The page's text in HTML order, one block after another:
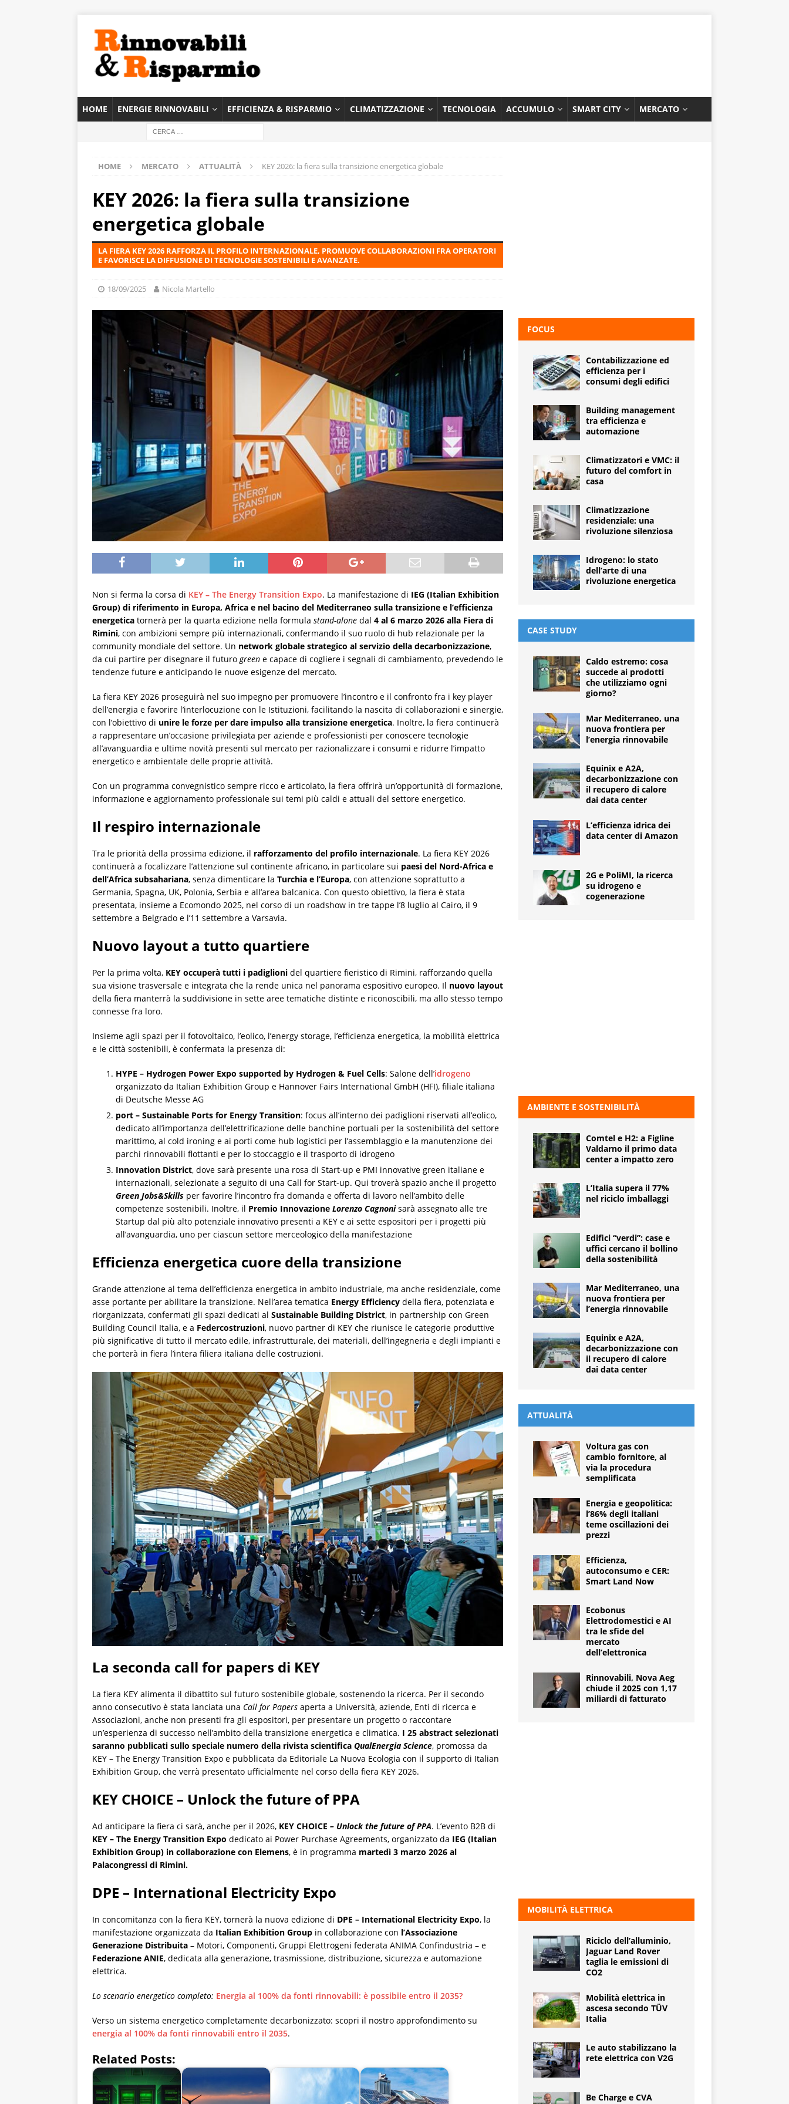
HOME ENERGIE RINNOVABILI EFFICIENZA & RISPARMIO CLIMATIZZAZIONE TECNOLOGIA ACCUMULO SMART CITY MERCATO
HOME MERCATO ATTUALITÀ KEY 2026: la fiera sulla transizione energetica globale
KEY 2026: la fiera sulla transizione
energetica globale
LA FIERA KEY 2026 RAFFORZA IL PROFILO INTERNAZIONALE, PROMUOVE COLLABORAZIONI FRA OPERATORI
E FAVORISCE LA DIFFUSIONE DI TECNOLOGIE SOSTENIBILI E AVANZATE.
18/09/2025 Nicola Martello
Non si ferma la corsa di KEY – The Energy Transition Expo. La manifestazione di IEG (Italian Exhibition
Group) di riferimento in Europa, Africa e nel bacino del Mediterraneo sulla transizione e l’efficienza
energetica tornerà per la quarta edizione nella formula stand-alone dal 4 al 6 marzo 2026 alla Fiera di
Rimini, con ambizioni sempre più internazionali, confermando il suo ruolo di hub relazionale per la
community mondiale del settore. Un network globale strategico al servizio della decarbonizzazione,
da cui partire per disegnare il futuro green e capace di cogliere i segnali di cambiamento, prevedendo le
tendenze future e anticipando le nuove esigenze del mercato.
La fiera KEY 2026 proseguirà nel suo impegno per promuovere l’incontro e il confronto fra i key player
dell’energia e favorire l’interlocuzione con le Istituzioni, facilitando la nascita di collaborazioni e sinergie,
con l’obiettivo di unire le forze per dare impulso alla transizione energetica. Inoltre, la fiera continuerà
a rappresentare un’occasione privilegiata per aziende e professionisti per conoscere tecnologie
all’avanguardia e ultime novità presenti sul mercato per razionalizzare i consumi e ridurre l’impatto
energetico e ambientale delle proprie attività.
Con un programma convegnistico sempre ricco e articolato, la fiera offrirà un’opportunità di formazione,
informazione e aggiornamento professionale sui temi più caldi e attuali del settore energetico.
Il respiro internazionale
Tra le priorità della prossima edizione, il rafforzamento del profilo internazionale. La fiera KEY 2026
continuerà a focalizzare l’attenzione sul continente africano, in particolare sui paesi del Nord-Africa e
dell’Africa subsahariana, senza dimenticare la Turchia e l’Europa, con attenzione soprattutto a
Germania, Spagna, UK, Polonia, Serbia e all’area balcanica. Con questo obiettivo, la fiera è stata
presentata, insieme a Ecomondo 2025, nel corso di un roadshow in tre tappe l’8 luglio al Cairo, il 9
settembre a Belgrado e l’11 settembre a Varsavia.
Nuovo layout a tutto quartiere
Per la prima volta, KEY occuperà tutti i padiglioni del quartiere fieristico di Rimini, rafforzando quella
sua visione trasversale e integrata che la rende unica nel panorama espositivo europeo. Il nuovo layout
della fiera manterrà la suddivisione in sette aree tematiche distinte e riconoscibili, ma allo stesso tempo
connesse fra loro.
Insieme agli spazi per il fotovoltaico, l’eolico, l’energy storage, l’efficienza energetica, la mobilità elettrica
e le città sostenibili, è confermata la presenza di:
HYPE – Hydrogen Power Expo supported by Hydrogen & Fuel Cells: Salone dell’idrogeno
organizzato da Italian Exhibition Group e Hannover Fairs International GmbH (HFI), filiale italiana
di Deutsche Messe AG
port – Sustainable Ports for Energy Transition: focus all’interno dei padiglioni riservati all’eolico,
dedicato all’importanza dell’elettrificazione delle banchine portuali per la sostenibilità del settore
marittimo, al cold ironing e ai porti come hub logistici per l’assemblaggio e la manutenzione dei
parchi rinnovabili flottanti e per lo stoccaggio e il trasporto di idrogeno
Innovation District, dove sarà presente una rosa di Start-up e PMI innovative green italiane e
internazionali, selezionate a seguito di una Call for Start-up. Qui troverà spazio anche il progetto
Green Jobs&Skills per favorire l’incontro fra domanda e offerta di lavoro nell’ambito delle
competenze sostenibili. Inoltre, il Premio Innovazione Lorenzo Cagnonisarà assegnato alle tre
Startup dal più alto potenziale innovativo presenti a KEY e ai sette espositori per i progetti più
all’avanguardia, uno per ciascun settore merceologico della manifestazione
Efficienza energetica cuore della transizione
Grande attenzione al tema dell’efficienza energetica in ambito industriale, ma anche residenziale, come
asse portante per abilitare la transizione. Nell’area tematica Energy Efficiency della fiera, potenziata e
riorganizzata, confermati gli spazi dedicati al Sustainable Building District, in partnership con Green
Building Council Italia, e a Federcostruzioni, nuovo partner di KEY che riunisce le categorie produttive
più significative di tutto il mercato edile, infrastrutturale, dei materiali, dell’ingegneria e degli impianti e
che porterà in fiera l’intera filiera italiana delle costruzioni.
La seconda call for papers di KEY
La fiera KEY alimenta il dibattito sul futuro sostenibile globale, sostenendo la ricerca. Per il secondo
anno consecutivo è stata lanciata una Call for Papers aperta a Università, aziende, Enti di ricerca e
Associazioni, anche non presenti fra gli espositori, per presentare un progetto o raccontare
un’esperienza di successo nell’ambito della transizione energetica e climatica. I 25 abstract selezionati
saranno pubblicati sullo speciale numero della rivista scientifica QualEnergia Science, promossa da
KEY – The Energy Transition Expo e pubblicata da Editoriale La Nuova Ecologia con il supporto di Italian
Exhibition Group, che verrà presentato ufficialmente nel corso della fiera KEY 2026.
KEY CHOICE – Unlock the future of PPA
Ad anticipare la fiera ci sarà, anche per il 2026, KEY CHOICE – Unlock the future of PPA. L’evento B2B di
KEY – The Energy Transition Expo dedicato ai Power Purchase Agreements, organizzato da IEG (Italian
Exhibition Group) in collaborazione con Elemens, è in programma martedì 3 marzo 2026 al
Palacongressi di Rimini.
DPE – International Electricity Expo
In concomitanza con la fiera KEY, tornerà la nuova edizione di DPE – International Electricity Expo, la
manifestazione organizzata da Italian Exhibition Group in collaborazione con l’Associazione
Generazione Distribuita – Motori, Componenti, Gruppi Elettrogeni federata ANIMA Confindustria – e
Federazione ANIE, dedicata alla generazione, trasmissione, distribuzione, sicurezza e automazione
elettrica.
Lo scenario energetico completo: Energia al 100% da fonti rinnovabili: è possibile entro il 2035?
Verso un sistema energetico completamente decarbonizzato: scopri il nostro approfondimento su
energia al 100% da fonti rinnovabili entro il 2035.
Related Posts:
FOCUS
Contabilizzazione ed
efficienza per i
consumi degli edifici
Building management
tra efficienza e
automazione
Climatizzatori e VMC: il
futuro del comfort in
casa
Climatizzazione
residenziale: una
rivoluzione silenziosa
Idrogeno: lo stato
dell’arte di una
rivoluzione energetica
CASE STUDY
Caldo estremo: cosa
succede ai prodotti
che utilizziamo ogni
giorno?
Mar Mediterraneo, una
nuova frontiera per
l’energia rinnovabile
Equinix e A2A,
decarbonizzazione con
il recupero di calore
dai data center
L’efficienza idrica dei
data center di Amazon
2G e PoliMI, la ricerca
su idrogeno e
cogenerazione
AMBIENTE E SOSTENIBILITÀ
Comtel e H2: a Figline
Valdarno il primo data
center a impatto zero
L’Italia supera il 77%
nel riciclo imballaggi
Edifici “verdi”: case e
uffici cercano il bollino
della sostenibilità
Mar Mediterraneo, una
nuova frontiera per
l’energia rinnovabile
Equinix e A2A,
decarbonizzazione con
il recupero di calore
dai data center
ATTUALITÀ
Voltura gas con
cambio fornitore, al
via la procedura
semplificata
Energia e geopolitica:
l’86% degli italiani
teme oscillazioni dei
prezzi
Efficienza,
autoconsumo e CER:
Smart Land Now
Ecobonus
Elettrodomestici e AI
tra le sfide del
mercato
dell’elettronica
Rinnovabili, Nova Aeg
chiude il 2025 con 1,17
miliardi di fatturato
MOBILITÀ ELETTRICA
Riciclo dell’alluminio,
Jaguar Land Rover
taglia le emissioni di
CO2
Mobilità elettrica in
ascesa secondo TÜV
Italia
Le auto stabilizzano la
rete elettrica con V2G
Be Charge e CVA